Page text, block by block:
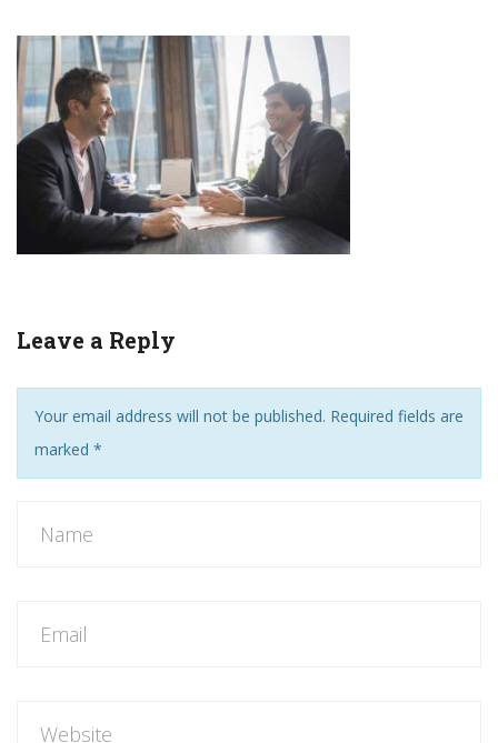
Leave a Reply
Your email address will not be published. Required fields are
marked *